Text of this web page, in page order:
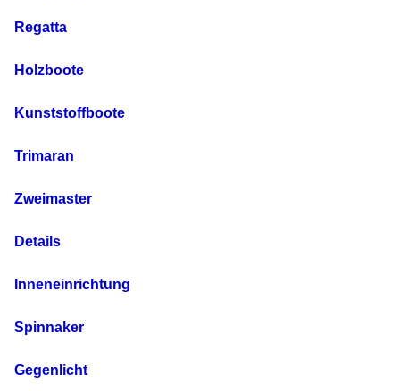
Regatta
Holzboote
Kunststoffboote
Trimaran
Zweimaster
Details
Inneneinrichtung
Spinnaker
Gegenlicht